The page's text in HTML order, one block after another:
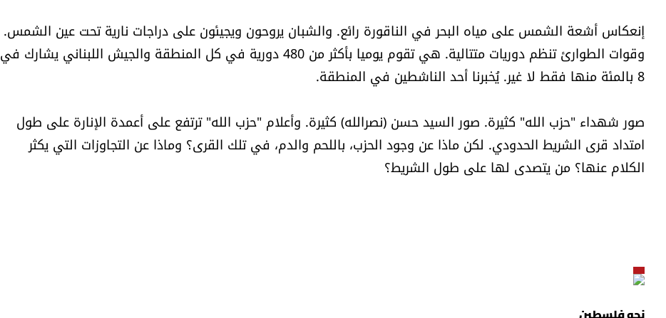
إنعكاس أشعة الشمس على مياه البحر في الناقورة رائع. والشبان يروحون ويجيئون على دراجات نارية تحت عين الشمس.
وقوات الطوارئ تنظم دوريات متتالية. هي تقوم يوميا بأكثر من 480 دورية في كل المنطقة والجيش اللبناني يشارك في
8 بالمئة منها فقط لا غير. يُخبرنا أحد الناشطين في المنطقة.
صور شهداء "حزب الله" كثيرة. صور السيد حسن (نصرالله) كثيرة. وأعلام "حزب الله" ترتفع على أعمدة الإنارة على طول
امتداد قرى الشريط الحدودي. لكن ماذا عن وجود الحزب، باللحم والدم، في تلك القرى؟ وماذا عن التجاوزات التي يكثر
الكلام عنها؟ من يتصدى لها على طول الشريط؟